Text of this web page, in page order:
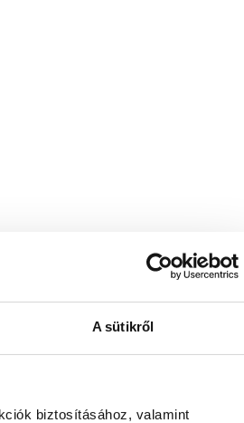
A sütikről
biztosításához, valamint